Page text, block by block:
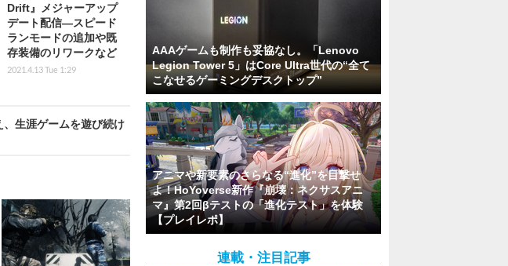
Drift』メジャーアップ
デート配信―スピード
ランモードの追加や既
存装備のリワークなど
2021.4.13 Tue 1:29
生涯ゲームを遊び続け
AAAゲームも制作も妥協なし。「Lenovo
Legion Tower 5」はCore Ultra世代の“全て
こなせるゲーミングデスクトップ”
アニマや新要素のさらなる“進化”を目撃せ
よ！HoYoverse新作『崩壊：ネクサスアニ
マ』第2回βテストの「進化テスト」を体験
【プレイレポ】
連載・注目記事